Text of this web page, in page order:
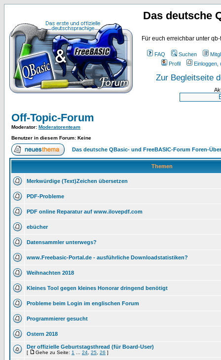
Das deutsche
Für euch erreichbar unter
FAQ Suchen
Profil
Einloggen,
Zur Begleitseite
Off-Topic-Forum
Moderator: Moderatorenteam
Benutzer in diesem Forum: Keine
Das deutsche QBasic- und FreeBASIC-Forum Foren-
Themen
Merkwürdige (Text)Zeichen übersetzen
PDF-Probleme
PDF online Reparatur auf www.ilovepdf.com
ebücher
Datensammler unterwegs?
www.Freebasic-Portal.de - ausführliche Downloadstatistiken?
Weihnachten 2018
Kleines Tool gegen kleines Honorar dringend benötigt
Probleme beim Login im englischen Forum
Programmierer gesucht
Ostern 2018
Der offizielle Geburtstagsthread (für Board-User)
[ Gehe zu Seite: 1 24 25 26 ]